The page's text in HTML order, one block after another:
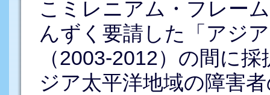
こミレニアム・フレー
んずく要請した「アジ
（2003-2012）の間に
ジア太平洋地域の障害